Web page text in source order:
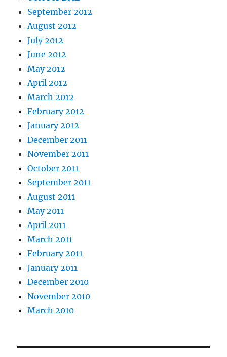
September 2012
August 2012
July 2012
June 2012
May 2012
April 2012
March 2012
February 2012
January 2012
December 2011
November 2011
October 2011
September 2011
August 2011
May 2011
April 2011
March 2011
February 2011
January 2011
December 2010
November 2010
March 2010